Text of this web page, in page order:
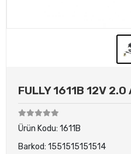
FULLY 1611B 12V 2.0
Ürün Kodu: 1611B
Barkod: 1551515151514